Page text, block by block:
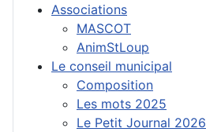
Associations
MASCOT
AnimStLoup
Le conseil municipal
Composition
Les mots 2025
Le Petit Journal 2026